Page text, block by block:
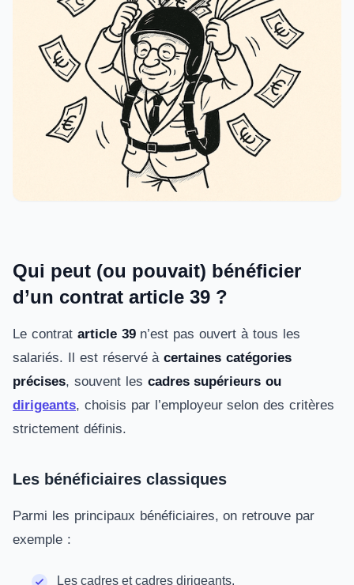
Qui peut (ou pouvait) bénéficier
d’un contrat article 39 ?
Le contrat article 39n’est pas ouvert à tous les
salariés. Il est réservé àcertaines catégories
précises, souvent les cadres supérieurs ou
dirigeants, choisis par l’employeur selon des critères
strictement définis.
Les bénéficiaires classiques
Parmi les principaux bénéficiaires, on retrouve par
exemple :
Les cadres et cadres dirigeants,